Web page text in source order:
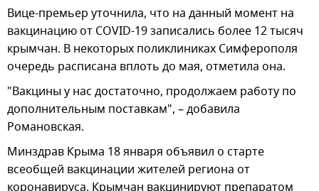
Вице-премьер уточнила, что на данный момент на
вакцинацию от COVID-19 записались более 12 тысяч
крымчан. В некоторых поликлиниках Симферополя
очередь расписана вплоть до мая, отметила она.
"Вакцины у нас достаточно, продолжаем работу по
дополнительным поставкам", – добавила
Романовская.
Минздрав Крыма 18 января объявил о старте
всеобщей вакцинации жителей региона от
коронавируса. Крымчан вакцинируют препаратом